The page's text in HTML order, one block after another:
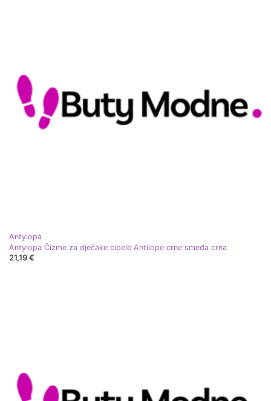
Antylopa
Antylopa Čizme za dječake cipele Antilope crne smeđa crna
21,19 €